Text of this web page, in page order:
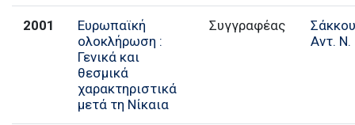
2001
Ευρωπαϊκή
ολοκλήρωση :
Γενικά και
θεσμικά
χαρακτηριστικά
μετά τη Νίκαια
Συγγραφέας
Αντ. Ν.